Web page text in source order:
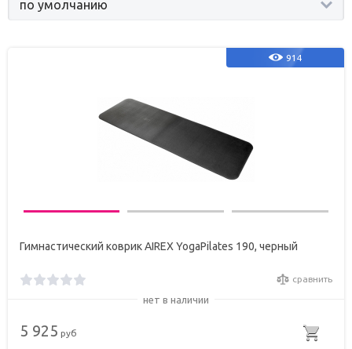
914
Гимнастический коврик AIREX YogaPilates 190, черный
сравнить
нет в наличии
5 925 руб